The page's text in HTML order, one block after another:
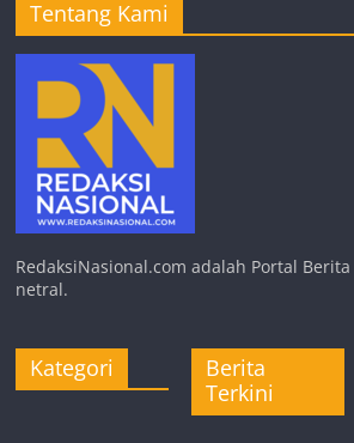
Tentang Kami
RedaksiNasional.com adalah Portal
netral.
Kategori
Berita
Terkini